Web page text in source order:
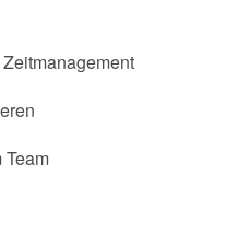
Team